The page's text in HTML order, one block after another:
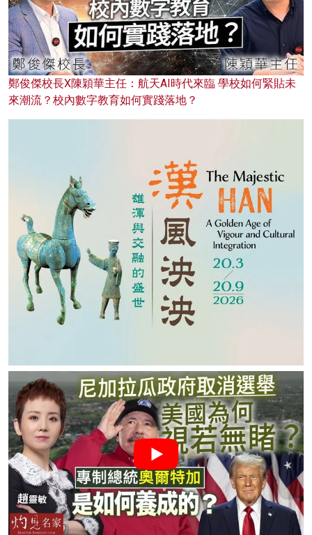
鄭俊傑校長X陳穎華主任：航天AI時代來臨 學校如何緊貼未
來潮流？校內數字教育如何實踐落地？